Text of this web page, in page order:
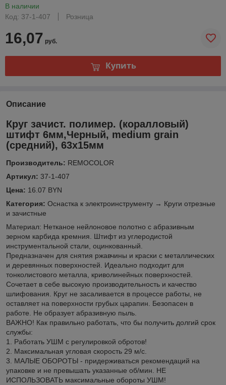
В наличии
Код: 37-1-407
Розница
16,07 руб.
Купить
Описание
Круг зачист. полимер. (коралловый)
штифт 6мм,Черный, medium grain
(средний), 63х15мм
Производитель: REMOCOLOR
Артикул: 37-1-407
Цена: 16.07 BYN
Категория: Оснастка к электроинструменту → Круги отрезные
и зачистные
Материал: Нетканое нейлоновое полотно с абразивным
зерном карбида кремния. Штифт из углеродистой
инструментальной стали, оцинкованный.
Предназначен для снятия ржавчины и краски с металлических
и деревянных поверхностей. Идеально подходит для
тонколистового металла, криволинейных поверхностей.
Сочетает в себе высокую производительность и качество
шлифования. Круг не засаливается в процессе работы, не
оставляет на поверхности грубых царапин. Безопасен в
работе. Не образует абразивную пыль.
ВАЖНО! Как правильно работать, что бы получить долгий срок
службы:
1. Работать УШМ с регулировкой обротов!
2. Максимальная угловая скорость 29 м/с.
3. МАЛЫЕ ОБОРОТЫ - придерживаться рекомендаций на
упаковке и не превышать указанные об/мин. НЕ
ИСПОЛЬЗОВАТЬ максимальные обороты УШМ!